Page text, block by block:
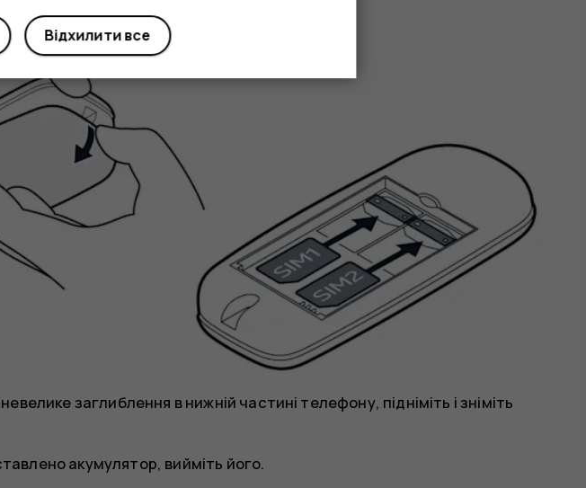
заглиблення в нижній частині телефону, підніміть і зніміть
акумулятор, вийміть його.
Відхилити все